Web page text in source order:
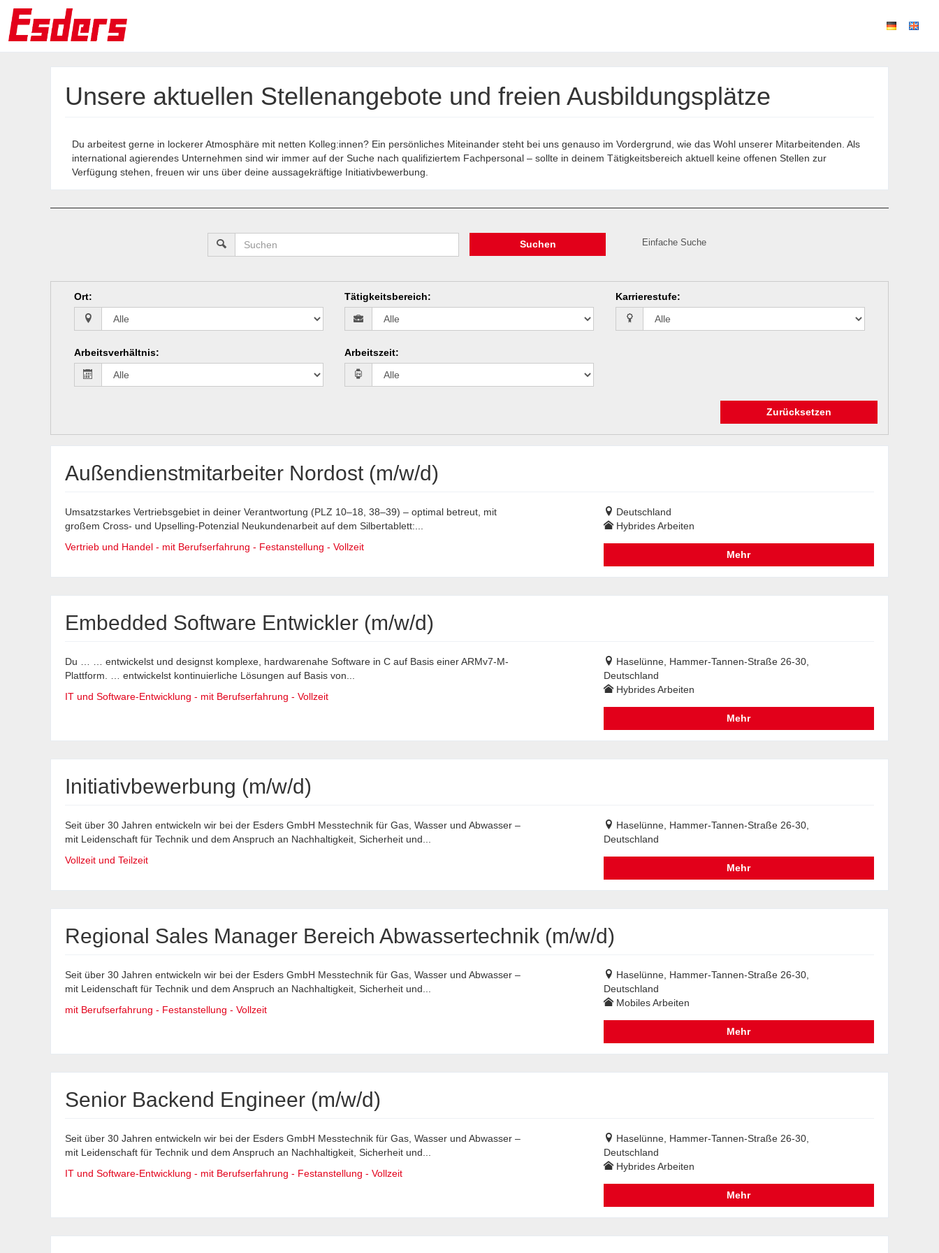
Unsere aktuellen Stellenangebote und freien Ausbildungsplätze
Du arbeitest gerne in lockerer Atmosphäre mit netten Kolleg:innen? Ein persönliches Miteinander steht bei uns genauso im Vordergrund, wie das Wohl unserer Mitarbeitenden. Als
international agierendes Unternehmen sind wir immer auf der Suche nach qualifiziertem Fachpersonal – sollte in deinem Tätigkeitsbereich aktuell keine offenen Stellen zur
Verfügung stehen, freuen wir uns über deine aussagekräftige Initiativbewerbung.
Suchen Einfache Suche
Ort: Tätigkeitsbereich: Karrierestufe:
Arbeitsverhältnis: Arbeitszeit:
Zurücksetzen
Außendienstmitarbeiter Nordost (m/w/d)
Umsatzstarkes Vertriebsgebiet in deiner Verantwortung (PLZ 10–18, 38–39) – optimal betreut, mit
großem Cross- und Upselling-Potenzial Neukundenarbeit auf dem Silbertablett:...
Vertrieb und Handel - mit Berufserfahrung - Festanstellung - Vollzeit
Deutschland
Hybrides Arbeiten
Mehr
Embedded Software Entwickler (m/w/d)
Du … … entwickelst und designst komplexe, hardwarenahe Software in C auf Basis einer ARMv7-M-
Plattform. … entwickelst kontinuierliche Lösungen auf Basis von...
IT und Software-Entwicklung - mit Berufserfahrung - Vollzeit
Haselünne, Hammer-Tannen-Straße 26-30,
Deutschland
Hybrides Arbeiten
Mehr
Initiativbewerbung (m/w/d)
Seit über 30 Jahren entwickeln wir bei der Esders GmbH Messtechnik für Gas, Wasser und Abwasser –
mit Leidenschaft für Technik und dem Anspruch an Nachhaltigkeit, Sicherheit und...
Vollzeit und Teilzeit
Haselünne, Hammer-Tannen-Straße 26-30,
Deutschland
Mehr
Regional Sales Manager Bereich Abwassertechnik (m/w/d)
Seit über 30 Jahren entwickeln wir bei der Esders GmbH Messtechnik für Gas, Wasser und Abwasser –
mit Leidenschaft für Technik und dem Anspruch an Nachhaltigkeit, Sicherheit und...
mit Berufserfahrung - Festanstellung - Vollzeit
Haselünne, Hammer-Tannen-Straße 26-30,
Deutschland
Mobiles Arbeiten
Mehr
Senior Backend Engineer (m/w/d)
Seit über 30 Jahren entwickeln wir bei der Esders GmbH Messtechnik für Gas, Wasser und Abwasser –
mit Leidenschaft für Technik und dem Anspruch an Nachhaltigkeit, Sicherheit und...
IT und Software-Entwicklung - mit Berufserfahrung - Festanstellung - Vollzeit
Haselünne, Hammer-Tannen-Straße 26-30,
Deutschland
Hybrides Arbeiten
Mehr